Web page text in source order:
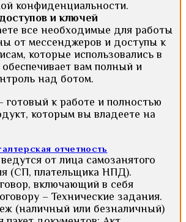
конфиденциальности.
и ключей
все необходимые для работы
от мессенджеров и доступы к
которые использовались в
вам полный и
над ботом.
готовый к работе и полностью
которым вы владеете на
отчетность
от лица самозанятого
(СП, плательщика НПД).
включающий в себя
– Технические задания.
(наличный или безналичный)